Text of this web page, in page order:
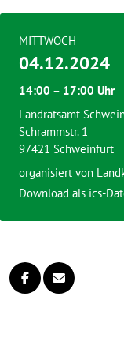
MITTWOCH
04.12.2024
14:00 – 17:00 Uhr
Landratsamt
Schrammstr. 1
97421 Schweinfurt
organisiert von
Download als ics-